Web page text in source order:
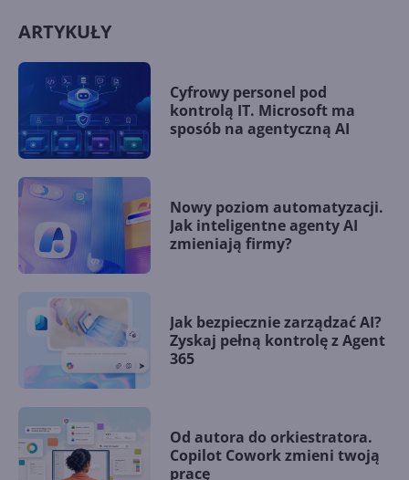
ARTYKUŁY
Cyfrowy personel pod
kontrolą IT. Microsoft ma
sposób na agentyczną AI
Nowy poziom automatyzacji.
Jak inteligentne agenty AI
zmieniają firmy?
Jak bezpiecznie zarządzać AI?
Zyskaj pełną kontrolę z Agent
365
Od autora do orkiestratora.
Copilot Cowork zmieni twoją
pracę